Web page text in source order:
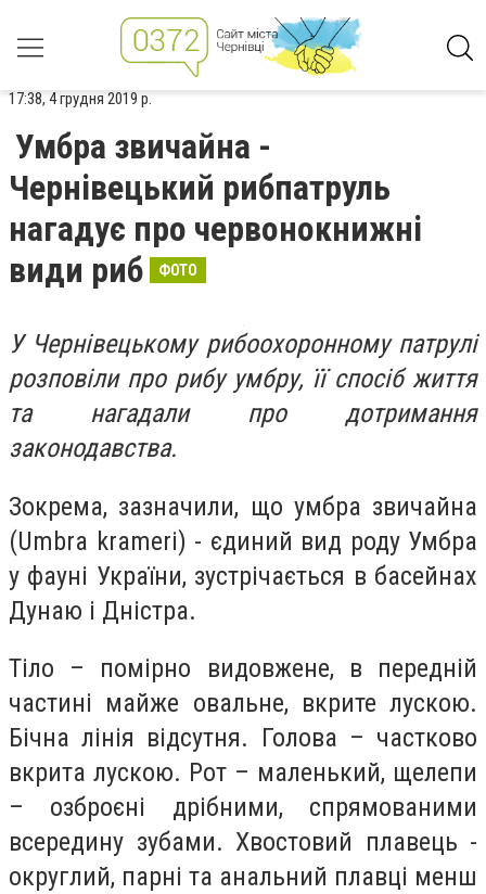
17:38, 4 грудня 2019 р.
Умбра звичайна -
Чернівецький рибпатруль
нагадує про червонокнижні
види риб
ФОТО
У Чернівецькому рибоохоронному патрулі
розповіли про рибу умбру, її спосіб життя
та нагадали про дотримання
законодавства.
Зокрема, зазначили, що умбра звичайна
(Umbra krameri) - єдиний вид роду Умбра
у фауні України, зустрічається в басейнах
Дунаю і Дністра.
Тіло – помірно видовжене, в передній
частині майже овальне, вкрите лускою.
Бічна лінія відсутня. Голова – частково
вкрита лускою. Рот – маленький, щелепи
– озброєні дрібними, спрямованими
всередину зубами. Хвостовий плавець -
округлий, парні та анальний плавці менш